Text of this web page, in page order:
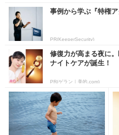
事例から学ぶ『特権ア
PR(KeeperSecurity)
修復力が高まる夜に
ナイトケアが誕生！
PR(ゲラン｜美的.com)